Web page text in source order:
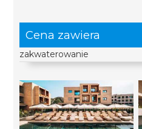
Cena zawiera
zakwaterowanie